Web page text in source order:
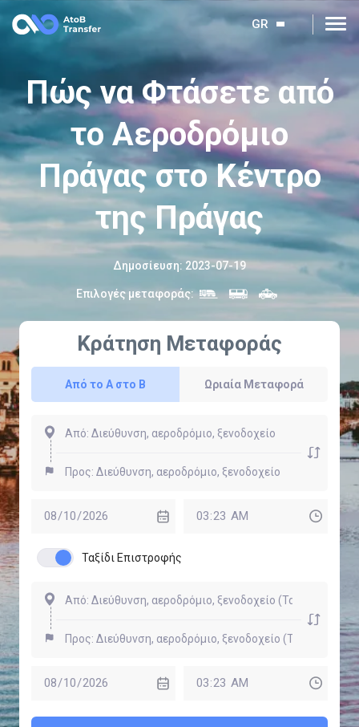
GR
Πώς να Φτάσετε από
το Αεροδρόμιο
Πράγας στο Κέντρο
της Πράγας
Δημοσίευση: 2023-07-19
Επιλογές μεταφοράς:
Κράτηση Μεταφοράς
Από το Α στο Β Ωριαία Μεταφορά
Ταξίδι Επιστροφής